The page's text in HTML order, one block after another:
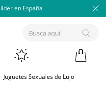
lider en España
Juguetes Sexuales de Lujo